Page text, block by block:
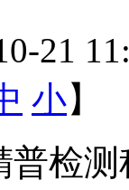
21
小】
检测